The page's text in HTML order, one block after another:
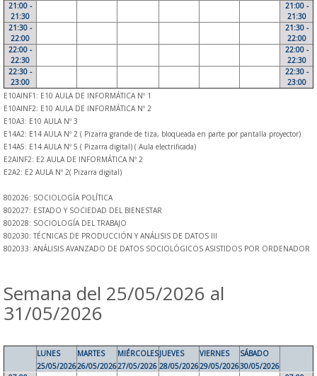
21:00 -
21:30
21:00 -
21:30
21:30 -
22:00
21:30 -
22:00
22:00 -
22:30
22:00 -
22:30
22:30 -
23:00
22:30 -
23:00
E10AINF1: E10 AULA DE INFORMÁTICA Nº 1
E10AINF2: E10 AULA DE INFORMÁTICA Nº 2
E10A3: E10 AULA Nº 3
E14A2: E14 AULA Nº 2 ( Pizarra grande de tiza, bloqueada en parte por pantalla proyector)
E14A5: E14 AULA Nº 5 ( Pizarra digital) ( Aula electrificada)
E2AINF2: E2 AULA DE INFORMÁTICA Nº 2
E2A2: E2 AULA Nº 2( Pizarra digital)
802026: SOCIOLOGÍA POLÍTICA
802027: ESTADO Y SOCIEDAD DEL BIENESTAR
802028: SOCIOLOGÍA DEL TRABAJO
802030: TÉCNICAS DE PRODUCCIÓN Y ANÁLISIS DE DATOS III
802033: ANÁLISIS AVANZADO DE DATOS SOCIOLÓGICOS ASISTIDOS POR ORDENADOR
Semana del 25/05/2026 al
31/05/2026
LUNES
25/05/2026
MARTES
26/05/2026
MIÉRCOLES
27/05/2026
JUEVES
28/05/2026
VIERNES
29/05/2026
SÁBADO
30/05/2026